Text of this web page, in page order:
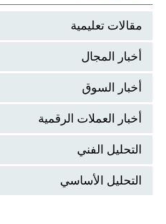
مقالات تعليمية
أخبار المجال
أخبار السوق
أخبار العملات الرقمية
التحليل الفني
التحليل الأساسي